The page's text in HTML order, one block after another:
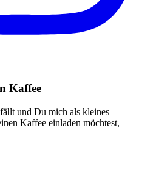
Kaffee
und Du mich als kleines
Kaffee einladen möchtest,